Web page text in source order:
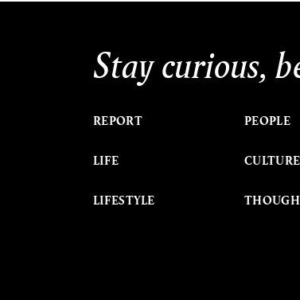
Stay curious,
REPORT
LIFE
LIFESTYLE
PEOPLE
CULTURE